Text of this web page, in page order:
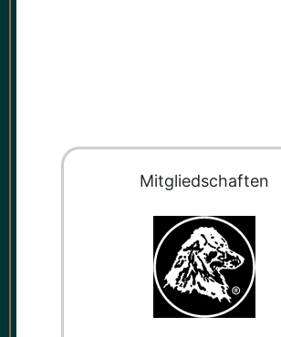
Mit­glied­schaf­ten